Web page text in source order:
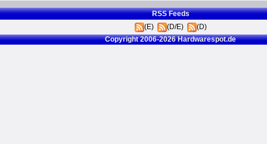
RSS Feeds
(E)
(D/E)
(D)
Copyright 2006-2026 Hardwarespot.de